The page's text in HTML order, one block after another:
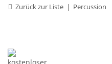
Zurück zur Liste Percussion